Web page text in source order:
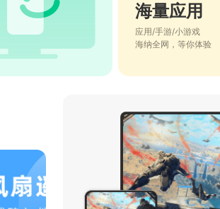
海量应用
应用/手游/小游戏
海纳全网，等你体验